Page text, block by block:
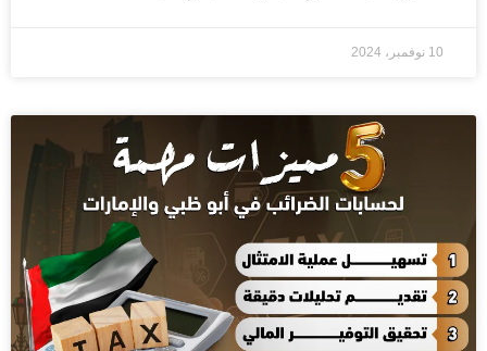
10 نوفمبر، 2024